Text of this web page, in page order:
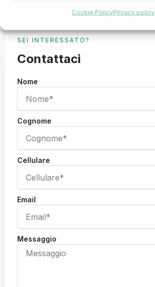
Cookie PolicyPrivacy policy
SEI INTERESSATO?
Contattaci
Nome
Cognome
Cellulare
Email
Messaggio